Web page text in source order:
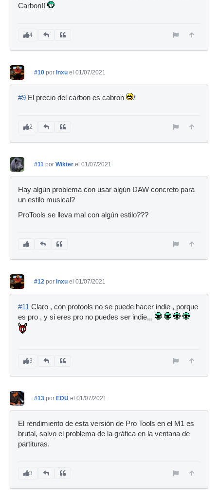
Carbon!!
4
#10 por Inxu el 01/07/2021
#9 El precio del carbon es cabron /
2
#11 por Wikter el 01/07/2021
Hay algún problema con usar algún DAW concreto para
un estilo musical?
ProTools se lleva mal con algún estilo???
#12 por Inxu el 01/07/2021
#11 Claro , con protools no se puede hacer indie , porque
es pro , y si eres pro no puedes ser indie,,,
3
#13 por EDU el 01/07/2021
El rendimiento de esta versión de Pro Tools en el M1 es
brutal, salvo el problema de la gráfica en la ventana de
partituras.
3